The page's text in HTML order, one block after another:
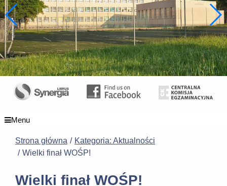
Menu
Strona główna
Kategoria: Aktualności
Wielki finał WOŚP!
Wielki finał WOŚP!